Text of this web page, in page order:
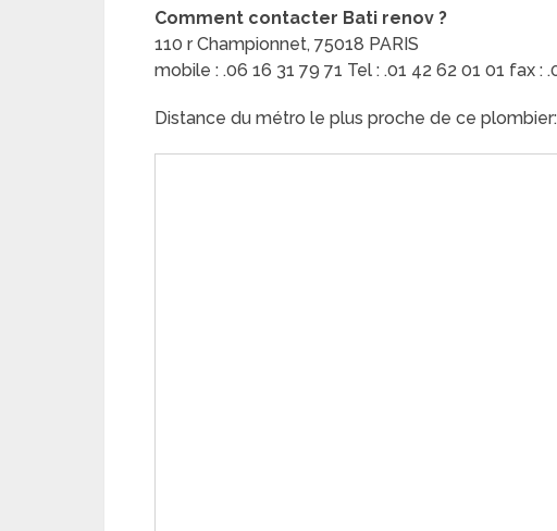
Comment contacter Bati renov ?
110 r Championnet, 75018 PARIS
mobile : .06 16 31 79 71 Tel : .01 42 62 01 01 fax :
Distance du métro le plus proche de ce